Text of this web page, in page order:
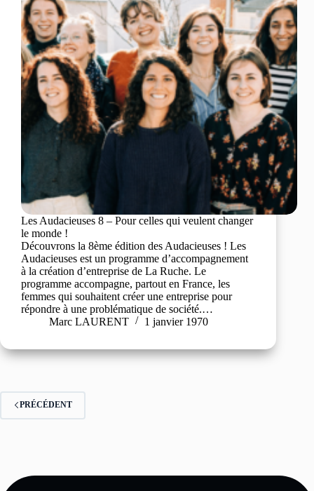
Les Audacieuses 8 – Pour celles qui veulent changer
le monde !
Découvrons la 8ème édition des Audacieuses ! Les
Audacieuses est un programme d’accompagnement
à la création d’entreprise de La Ruche. Le
programme accompagne, partout en France, les
femmes qui souhaitent créer une entreprise pour
répondre à une problématique de société.…
Marc LAURENT
1 janvier 1970
PRÉCÉDENT